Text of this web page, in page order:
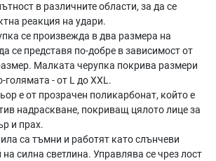
в различните области, за да се
реакция на удари.
се произвежда в два размера на
се представя по-добре в зависимост от
Малката черупка покрива размери
голямата - от L до XXL.
е от прозрачен поликарбонат, който е
надраскване, покриващ цялото лице за
и прах.
са тъмни и работят като слънчеви
силна светлина. Управлява се чрез лост